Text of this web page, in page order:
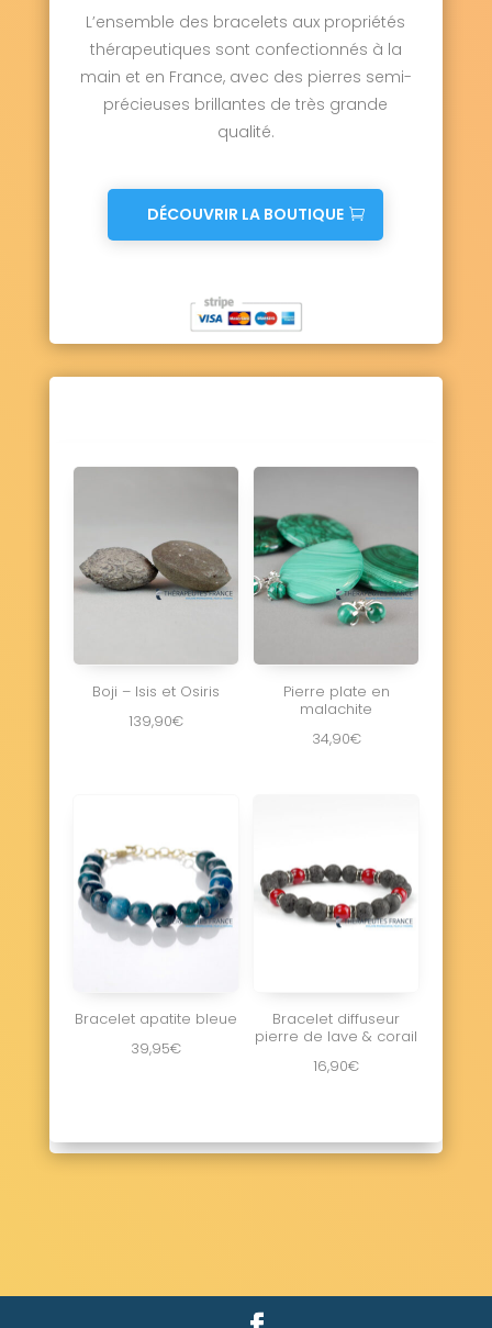
L’ensemble des bracelets aux propriétés
thérapeutiques sont confectionnés à la
main et en France, avec des pierres semi-
précieuses brillantes de très grande
qualité.
DÉCOUVRIR LA BOUTIQUE
Boji – Isis et Osiris
139,90€
Pierre plate en
malachite
34,90€
Bracelet apatite bleue
39,95€
Bracelet diffuseur
pierre de lave & corail
16,90€